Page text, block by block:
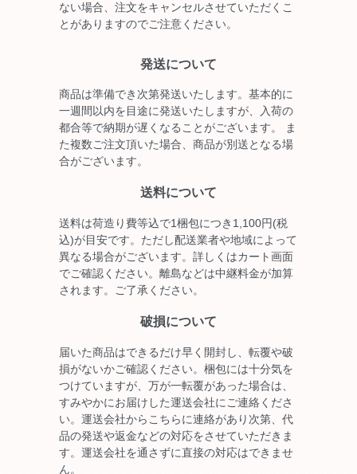
ない場合、注文をキャンセルさせていただくこ
とがありますのでご注意ください。
発送について
商品は準備でき次第発送いたします。基本的に
一週間以内を目途に発送いたしますが、入荷の
都合等で納期が遅くなることがございます。 ま
た複数ご注文頂いた場合、商品が別送となる場
合がございます。
送料について
送料は荷造り費等込で1梱包につき1,100円(税
込)が目安です。ただし配送業者や地域によって
異なる場合がございます。詳しくはカート画面
でご確認ください。離島などは中継料金が加算
されます。ご了承ください。
破損について
届いた商品はできるだけ早く開封し、転覆や破
損がないかご確認ください。梱包には十分気を
つけていますが、万が一転覆があった場合は、
すみやかにお届けした運送会社にご連絡くださ
い。運送会社からこちらに連絡があり次第、代
品の発送や返金などの対応をさせていただきま
す。運送会社を通さずに直接の対応はできませ
ん。